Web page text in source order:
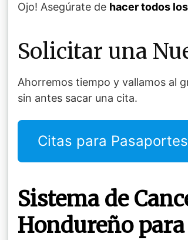
Ojo! Asegúrate de hacer todos
Solicitar una
Ahorremos tiempo y vallamos al
sin antes sacar una cita.
Citas para
Sistema de
Hondureño